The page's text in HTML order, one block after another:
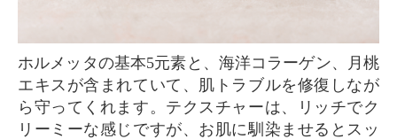
ホルメッタの基本5元素と、海洋コラーゲン、月桃
エキスが含まれていて、肌トラブルを修復しなが
ら守ってくれます。テクスチャーは、リッチでク
リーミーな感じですが、お肌に馴染ませるとスッ